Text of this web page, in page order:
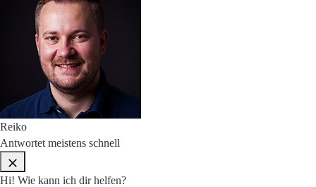
Reiko
Antwortet meistens schnell
Hi! Wie kann ich dir helfen?